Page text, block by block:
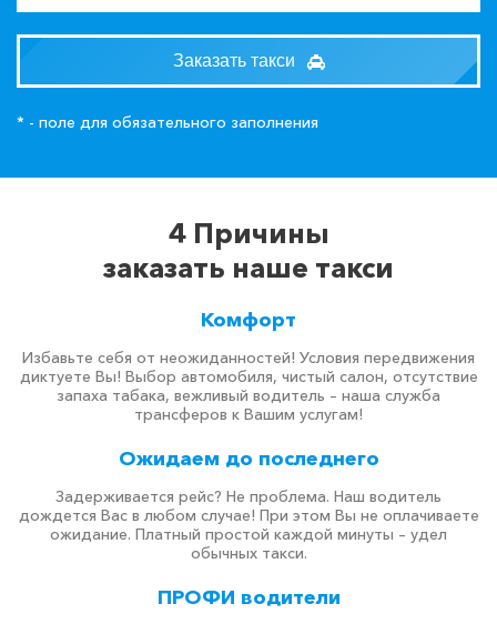
Заказать такси
* - поле для обязательного заполнения
4 Причины
заказать наше такси
Комфорт
Избавьте себя от неожиданностей! Условия передвижения
диктуете Вы! Выбор автомобиля, чистый салон, отсутствие
запаха табака, вежливый водитель – наша служба
трансферов к Вашим услугам!
Ожидаем до последнего
Задерживается рейс? Не проблема. Наш водитель
дождется Вас в любом случае! При этом Вы не оплачиваете
ожидание. Платный простой каждой минуты – удел
обычных такси.
ПРОФИ водители